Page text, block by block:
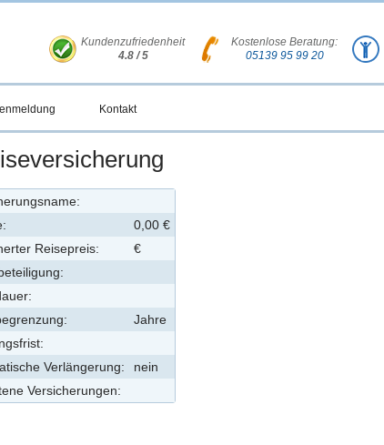
Kundenzufriedenheit
4.8 / 5
Kostenlose Beratung:
05139 95 99 20
Kontakt
0,00 €
Reisepreis:
€
Jahre
Verlängerung:
nein
Versicherungen: